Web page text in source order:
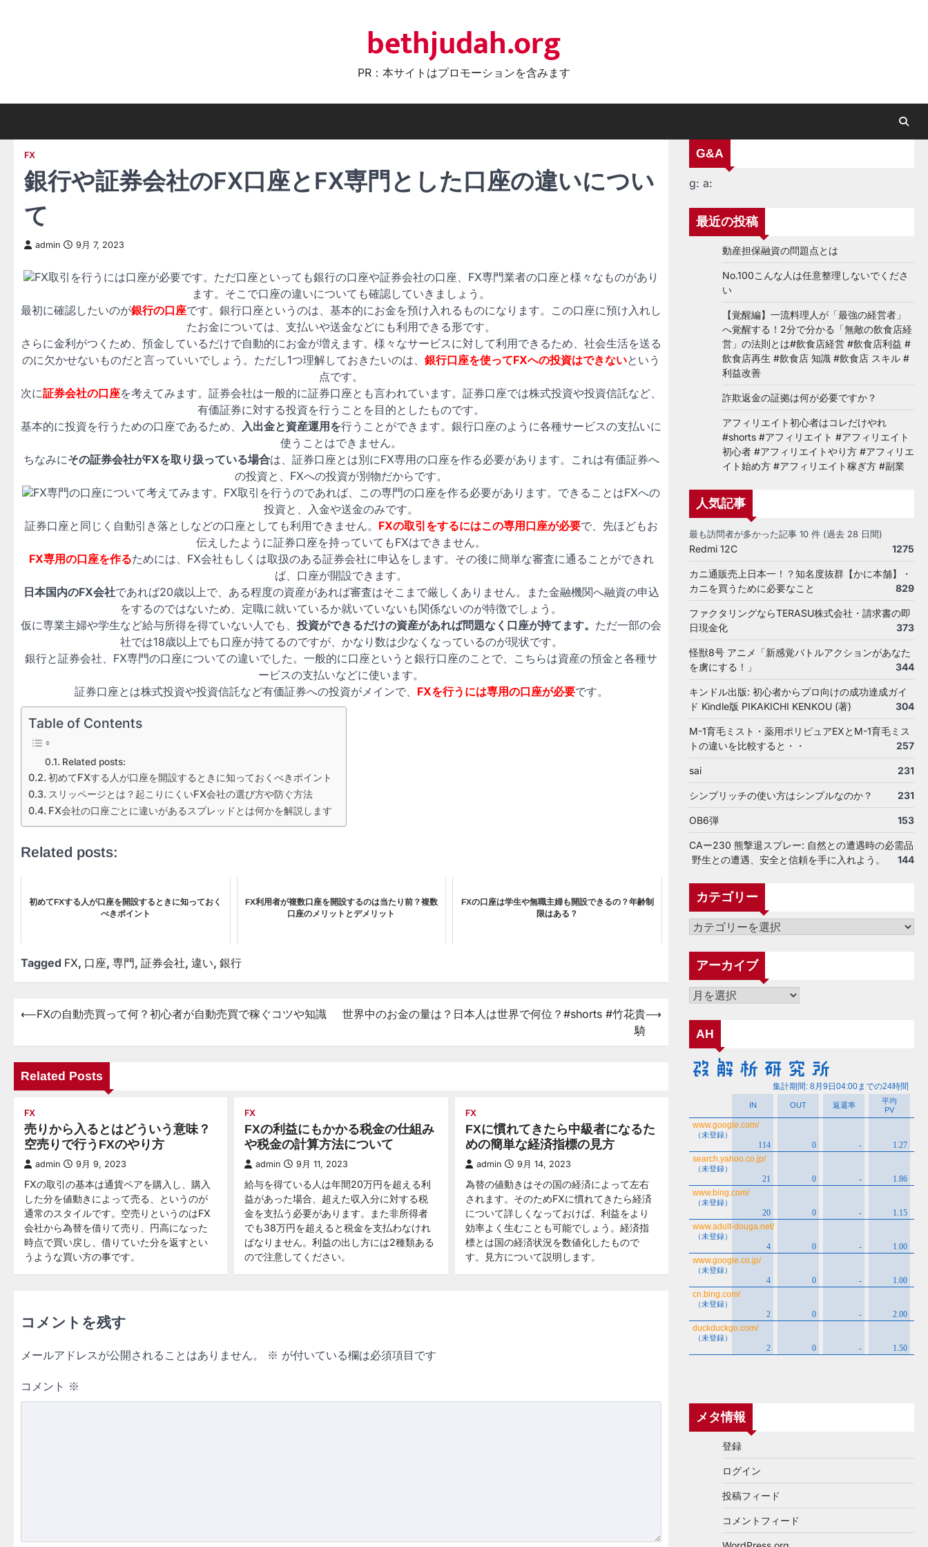
bethjudah.org
PR：本サイトはプロモーションを含みます
FX
銀行や証券会社のFX口座とFX専門とした口座の違いについ
て
admin 9月 7, 2023
FX取引を行うには口座が必要です。ただ口座といっても銀行の口座や証券会社の口座、FX専門業者の口座と様々なものがあり
ます。そこで口座の違いについても確認していきましょう。
最初に確認したいのが銀行の口座です。銀行口座というのは、基本的にお金を預け入れるものになります。この口座に預け入れし
たお金については、支払いや送金などにも利用できる形です。
さらに金利がつくため、預金しているだけで自動的にお金が増えます。様々なサービスに対して利用できるため、社会生活を送る
のに欠かせないものだと言っていいでしょう。ただし1つ理解しておきたいのは、 銀行口座を使ってFXへの投資はできないという
点です。
次に証券会社の口座を考えてみます。証券会社は一般的に証券口座とも言われています。証券口座では株式投資や投資信託など、
有価証券に対する投資を行うことを目的としたものです。
基本的に投資を行うための口座であるため、 入出金と資産運用を行うことができます。銀行口座のように各種サービスの支払いに
使うことはできません。
ちなみにその証券会社がFXを取り扱っている場合は、証券口座とは別にFX専用の口座を作る必要があります。これは有価証券へ
の投資と、FXへの投資が別物だからです。
FX専門の口座について考えてみます。FX取引を行うのであれば、この専門の口座を作る必要があります。できることはFXへの
投資と、入金や送金のみです。
証券口座と同じく自動引き落としなどの口座としても利用できません。 FXの取引をするにはこの専用口座が必要で、先ほどもお
伝えしたように証券口座を持っていてもFXはできません。
FX専用の口座を作るためには、FX会社もしくは取扱のある証券会社に申込をします。その後に簡単な審査に通ることができれ
ば、口座が開設できます。
日本国内のFX会社であれば20歳以上で、ある程度の資産があれば審査はそこまで厳しくありません。また金融機関へ融資の申込
をするのではないため、定職に就いているか就いていないも関係ないのが特徴でしょう。
仮に専業主婦や学生など給与所得を得ていない人でも、 投資ができるだけの資産があれば問題なく口座が持てます。 ただ一部の会
社では18歳以上でも口座が持てるのですが、かなり数は少なくなっているのが現状です。
銀行と証券会社、FX専門の口座についての違いでした。一般的に口座というと銀行口座のことで、こちらは資産の預金と各種サ
ービスの支払いなどに使います。
証券口座とは株式投資や投資信託など有価証券への投資がメインで、 FXを行うには専用の口座が必要です。
Table of Contents
Related posts:
初めてFXする人が口座を開設するときに知っておくべきポイント
スリッページとは？起こりにくいFX会社の選び方や防ぐ方法
FX会社の口座ごとに違いがあるスプレッドとは何かを解説します
Related posts:
初めてFXする人が口座を開設するときに知っておく
べきポイント
FX利用者が複数口座を開設するのは当たり前？複数
口座のメリットとデメリット
FXの口座は学生や無職主婦も開設できるの？年齢制
限はある？
Tagged FX, 口座, 専門, 証券会社, 違い, 銀行
投
ビ
ー
シ
ョ
ン
⟵FXの自動売買って何？初心者が自動売買で稼ぐコツや知識
世界中のお金の量は？日本人は世界で何位？#shorts #竹花貴
騎
⟶
Related Posts
FX
売りから入るとはどういう意味？
空売りで行うFXのやり方
admin 9月 9, 2023
FXの取引の基本は通貨ペアを購入し、購入
した分を値動きによって売る、というのが
通常のスタイルです。空売りというのはFX
会社から為替を借りて売り、円高になった
時点で買い戻し、借りていた分を返すとい
うような買い方の事です。
FX
FXの利益にもかかる税金の仕組み
や税金の計算方法について
admin 9月 11, 2023
給与を得ている人は年間20万円を超える利
益があった場合、超えた収入分に対する税
金を支払う必要があります。また非所得者
でも38万円を超えると税金を支払わなけれ
ばなりません。利益の出し方には2種類ある
ので注意してください。
FX
FXに慣れてきたら中級者になるた
めの簡単な経済指標の見方
admin 9月 14, 2023
為替の値動きはその国の経済によって左右
されます。そのためFXに慣れてきたら経済
について詳しくなっておけば、利益をより
効率よく生むことも可能でしょう。経済指
標とは国の経済状況を数値化したもので
す。見方について説明します。
コメントを残す
メールアドレスが公開されることはありません。 ※ が付いている欄は必須項目です
コメント ※
G&A
g: a:
最近の投稿
動産担保融資の問題点とは
No.100こんな人は任意整理しないでくださ
い
【覚醒編】一流料理人が「最強の経営者」
へ覚醒する！2分で分かる「無敵の飲食店経
営」の法則とは#飲食店経営 #飲食店利益 #
飲食店再生 #飲食店 知識 #飲食店 スキル #
利益改善
詐欺返金の証拠は何が必要ですか？
アフィリエイト初心者はコレだけやれ
#shorts #アフィリエイト #アフィリエイト
初心者 #アフィリエイトやり方 #アフィリエ
イト始め方 #アフィリエイト稼ぎ方 #副業
人気記事
最も訪問者が多かった記事 10 件 (過去 28 日間)
Redmi 12C 1275
カニ通販売上日本一！？知名度抜群【かに本舗】・
カニを買うために必要なこと
829
ファクタリングならTERASU株式会社・請求書の即
日現金化
373
怪獣8号 アニメ「新感覚バトルアクションがあなた
を虜にする！」
344
キンドル出版: 初心者からプロ向けの成功達成ガイ
ド Kindle版 PIKAKICHI KENKOU (著)
304
M-1育毛ミスト・薬用ポリピュアEXとM-1育毛ミス
トの違いを比較すると・・
257
sai 231
シンプリッチの使い方はシンプルなのか？ 231
OB6弾 153
CAー230 熊撃退スプレー: 自然との遭遇時の必需品
野生との遭遇、安全と信頼を手に入れよう。
144
カテゴリー
カ
ゴ
ー
アーカイブ
ア
カ
ブ
AH
メタ情報
登録
ログイン
投稿フィード
コメントフィード